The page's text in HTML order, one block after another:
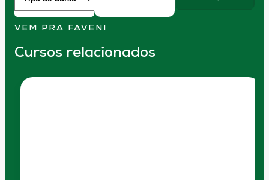
VEM PRA FAVENI
Cursos relacionados